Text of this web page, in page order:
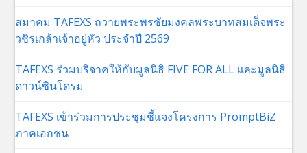
สมาคม TAFEXS ถวายพระพรชัยมงคลพระบาทสมเด็จพระ
วชิรเกล้าเจ้าอยู่หัว ประจำปี 2569
TAFEXS ร่วมบริจาคให้กับมูลนิธิ FIVE FOR ALL และมูลนิธิ
ดาวน์ซินโดรม
TAFEXS เข้าร่วมการประชุมชี้แจงโครงการ PromptBiZ
ภาคเอกชน